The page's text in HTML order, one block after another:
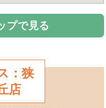
プで見る
：狭
店